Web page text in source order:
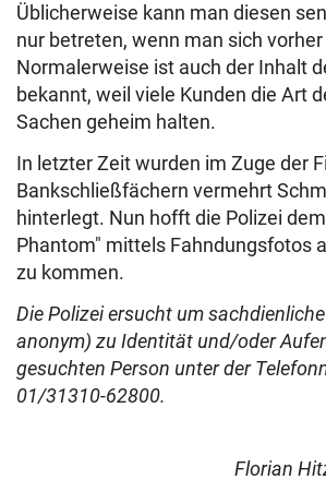
Üblicherweise kann man diesen
nur betreten, wenn man sich
Normalerweise ist auch der Inhalt
bekannt, weil viele Kunden die Art
Sachen geheim halten.
In letzter Zeit wurden im Zuge der
Bankschließfächern vermehrt
hinterlegt. Nun hofft die Polizei
Phantom" mittels Fahndungsfotos
zu kommen.
Die Polizeiersucht um
anonym) zu Identität und/oder
gesuchten Person unter der
01/31310-62800.
Florian